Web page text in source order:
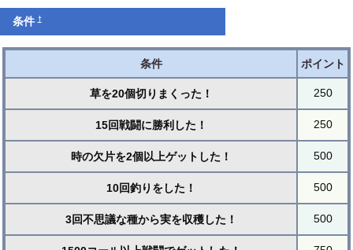
条件†
条件 ポイント
草を20個切りまくった！ 250
15回戦闘に勝利した！ 250
時の欠片を2個以上ゲットした！ 500
10回釣りをした！ 500
3回不思議な種から実を収穫した！ 500